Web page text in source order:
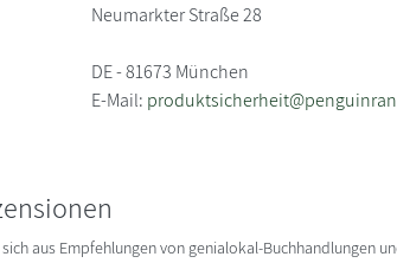
Neumarkter Straße 28
DE - 81673 München
E-Mail:
aus Empfehlungen von genialokal-Buchhandlungen